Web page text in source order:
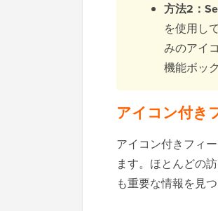
方法2：
を使用し
みのアイ
機能ボッ
アイコン付き
アイコン付きフィ
ます。ほとんどの
も重要な情報を見